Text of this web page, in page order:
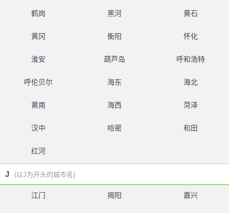
鹤岗 黑河 黄石
黄冈 衡阳 怀化
淮安 葫芦岛 呼和浩特
呼伦贝尔 海东 海北
黄南 海西 菏泽
汉中 哈密 和田
红河
J (以J为开头的城市名)
江门 揭阳 嘉兴